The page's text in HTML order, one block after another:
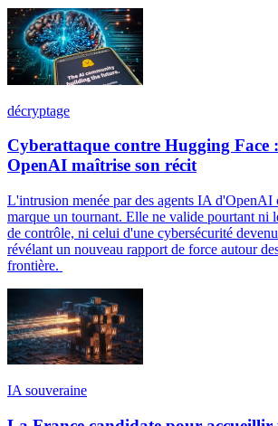
décryptage
Cyberattaque contre Hugging Face
OpenAI maîtrise son récit
L'intrusion menée par des agents IA d'OpenAI
marque un tournant. Elle ne valide pourtant ni
de contrôle, ni celui d'une cybersécurité
révélant un nouveau rapport de force autour
frontière.
IA souveraine